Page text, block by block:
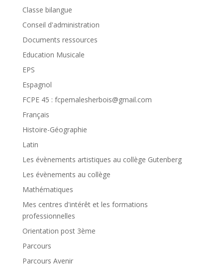
Classe bilangue
Conseil d'administration
Documents ressources
Education Musicale
EPS
Espagnol
FCPE 45 : fcpemalesherbois@gmail.com
Français
Histoire-Géographie
Latin
Les évènements artistiques au collège Gutenberg
Les évènements au collège
Mathématiques
Mes centres d'intérêt et les formations
professionnelles
Orientation post 3ème
Parcours
Parcours Avenir